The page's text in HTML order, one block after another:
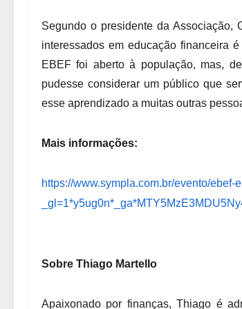
Segundo o presidente da Associação,
interessados em educação financeira
EBEF foi aberto à população, mas,
pudesse considerar um público que
esse aprendizado a muitas outras
Mais informações:
https://www.sympla.com.br/evento/
Sobre Thiago Martello
Apaixonado por finanças, Thiago é